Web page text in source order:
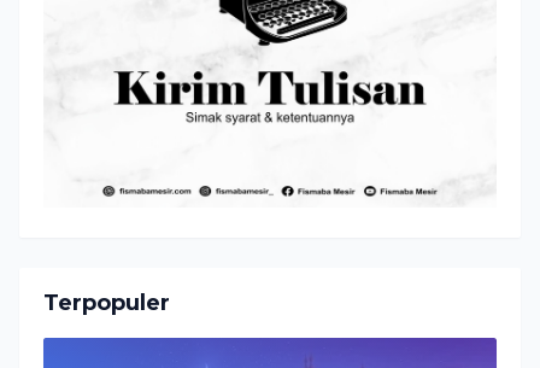
Terpopuler